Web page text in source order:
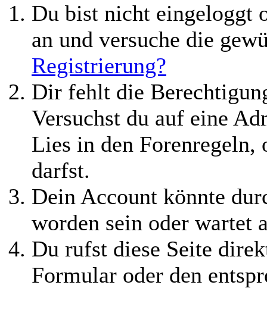
Du bist nicht eingeloggt
an und versuche die
Registrierung?
Dir fehlt die
Versuchst du auf eine
Lies in den Forenregeln,
darfst.
Dein Account könnte
worden sein oder wartet
Du rufst diese Seite
Formular oder den